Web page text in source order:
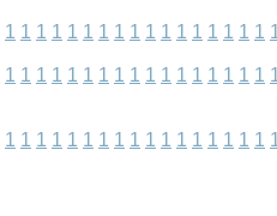
1 1 1 1 1 1 1 1 1 1 1 1 1 1 1 1 1
1 1 1 1 1 1 1 1 1 1 1 1 1 1 1 1 1
1 1 1 1 1 1 1 1 1 1 1 1 1 1 1 1 1